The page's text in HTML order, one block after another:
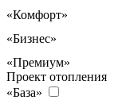
«Комфорт»
«Бизнес»
«Премиум»
Проект отопления
«База»